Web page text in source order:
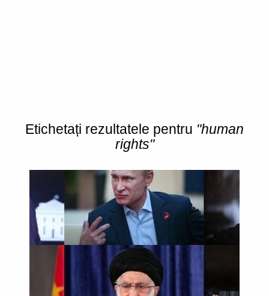
Etichetați rezultatele pentru "human
rights"